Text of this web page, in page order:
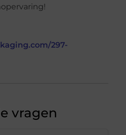
297-
vragen